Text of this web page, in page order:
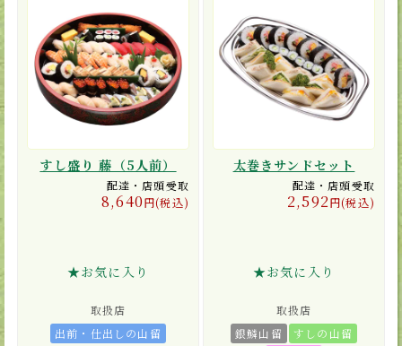
すし盛り 藤（5人前）
配達・店頭受取
8,640円(税込)
★お気に入り
取扱店
出前・仕出しの山留
太巻きサンドセット
配達・店頭受取
2,592円(税込)
★お気に入り
取扱店
銀鱗山留
すしの山留